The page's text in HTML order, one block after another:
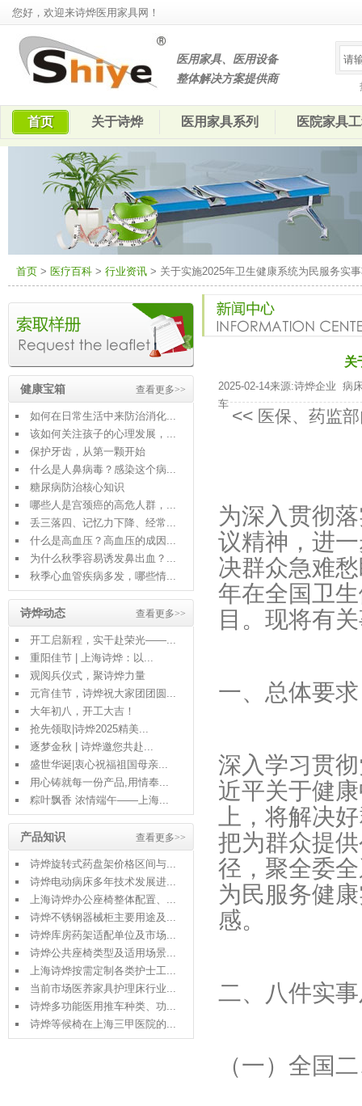
您好，欢迎来诗烨医用家具网！
医用家具、医用设备
整体解决方案提供商
首页 关于诗烨 医用家具系列 医院家具
首页 > 医疗百科 > 行业资讯 > 关于实施2025年卫生健康系统为民服务实
查看更多>>
健康宝箱
如何在日常生活中来防治消化...
该如何关注孩子的心理发展，...
保护牙齿，从第一颗开始
什么是人鼻病毒？感染这个病...
糖尿病防治核心知识
哪些人是宫颈癌的高危人群，...
丢三落四、记忆力下降、经常...
什么是高血压？高血压的成因...
为什么秋季容易诱发鼻出血？...
秋季心血管疾病多发，哪些情...
查看更多>>
诗烨动态
开工启新程，实干赴荣光——...
重阳佳节 | 上海诗烨：以...
观阅兵仪式，聚诗烨力量
元宵佳节，诗烨祝大家团团圆...
大年初八，开工大吉！
抢先领取|诗烨2025精美...
逐梦金秋 | 诗烨邀您共赴...
盛世华诞|衷心祝福祖国母亲...
用心铸就每一份产品,用情奉...
粽叶飘香 浓情端午——上海...
查看更多>>
产品知识
诗烨旋转式药盘架价格区间与...
诗烨电动病床多年技术发展进...
上海诗烨办公座椅整体配置、...
诗烨不锈钢器械柜主要用途及...
诗烨库房药架适配单位及市场...
诗烨公共座椅类型及适用场景...
上海诗烨按需定制各类护士工...
当前市场医养家具护理床行业...
诗烨多功能医用推车种类、功...
诗烨等候椅在上海三甲医院的...
关
2025-02-14来源:诗烨企业 病
车
<< 医保、药监
为深入贯彻
议精神，进
决群众急难
年在全国卫
目。现将有
一、总体要求
深入学习贯
近平关于健
上，将解决
把为群众提
径，聚全委
为民服务健
感。
二、八件实
（一）全国